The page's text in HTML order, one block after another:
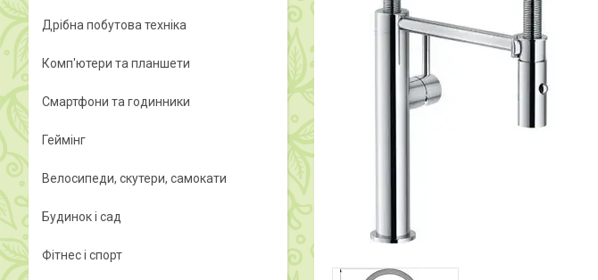
Дрібна побутова техніка
Комп'ютери та планшети
Смартфони та годинники
Геймінг
Велосипеди, скутери, самокати
Будинок і сад
Фітнес і спорт